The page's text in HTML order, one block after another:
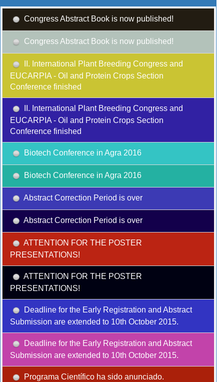
Congress Abstract Book is now published!
Congress Abstract Book is now published!
II. International Plant Breeding Congress and
EUCARPIA - Oil and Protein Crops Section
Conference finished
II. International Plant Breeding Congress and
EUCARPIA - Oil and Protein Crops Section
Conference finished
Biotech Conference in Agra 2016
Biotech Conference in Agra 2016
Abstract Correction Period is over
Abstract Correction Period is over
ATTENTION FOR THE POSTER
PRESENTATIONS!
ATTENTION FOR THE POSTER
PRESENTATIONS!
Deadline for the Early Registration and Abstract
Submission are extended to 10th October 2015.
Deadline for the Early Registration and Abstract
Submission are extended to 10th October 2015.
Programa Científico ha sido anunciado.